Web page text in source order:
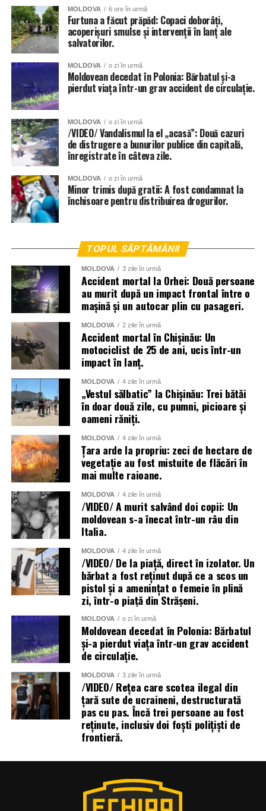
MOLDOVA 6 ore în urmă
Furtuna a făcut prăpăd: Copaci doborâți,
acoperișuri smulse și intervenții în lanț ale
salvatorilor.
MOLDOVA o zi în urmă
Moldovean decedat în Polonia: Bărbatul și-a
pierdut viața într-un grav accident de circulație.
MOLDOVA o zi în urmă
/VIDEO/ Vandalismul la el „acasă”: Două cazuri
de distrugere a bunurilor publice din capitală,
înregistrate în câteva zile.
MOLDOVA o zi în urmă
Minor trimis după gratii: A fost condamnat la
închisoare pentru distribuirea drogurilor.
TOPUL SĂPTĂMÂNII
MOLDOVA 3 zile în urmă
Accident mortal la Orhei: Două persoane
au murit după un impact frontal între o
mașină și un autocar plin cu pasageri.
MOLDOVA 2 zile în urmă
Accident mortal în Chișinău: Un
motociclist de 25 de ani, ucis într-un
impact în lanț.
MOLDOVA 4 zile în urmă
„Vestul sălbatic” la Chișinău: Trei bătăi
în doar două zile, cu pumni, picioare și
oameni răniți.
MOLDOVA 4 zile în urmă
Țara arde la propriu: zeci de hectare de
vegetație au fost mistuite de flăcări în
mai multe raioane.
MOLDOVA 4 zile în urmă
/VIDEO/ A murit salvând doi copii: Un
moldovean s-a înecat într-un râu din
Italia.
MOLDOVA 4 zile în urmă
/VIDEO/ De la piață, direct în izolator. Un
bărbat a fost reținut după ce a scos un
pistol și a amenințat o femeie în plină
zi, într-o piață din Strășeni.
MOLDOVA o zi în urmă
Moldovean decedat în Polonia: Bărbatul
și-a pierdut viața într-un grav accident
de circulație.
MOLDOVA 3 zile în urmă
/VIDEO/ Rețea care scotea ilegal din
țară sute de ucraineni, destructurată
pas cu pas. Încă trei persoane au fost
reținute, inclusiv doi foști polițiști de
frontieră.